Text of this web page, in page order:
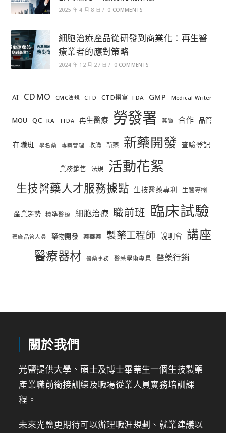
2025 年 4 月 8 日 / 0 COMMENTS
細胞治療產品從研發到商業化：再生醫
療業者的應對策略
2024 年 12 月 27 日 / 0 COMMENTS
AI CDMO CMC法規 CTD CTD撰寫 FDA GMP Medical Writer
MOU QC RA TFDA 再生醫療 勞發署 募資 合作 品管
在職班 學名藥 專案管理 收購 新藥 新藥開發 查驗登記
業務銷售 法規 活動花絮
生技醫藥人才服務據點 生技醫藥專利 生醫專欄
產業趨勢 精準醫療 細胞治療 職前班 臨床試驗
藥廠品管人員 藥物開發 藥華藥 製藥工程師 說明會 講座
醫療器材 醫藥事務 醫藥學術專員 醫藥行銷
關於我們
光鹽提供大學、碩士及博士畢業生一個生技製藥
產業職前銜接訓練及職場從業人員實務培訓課
程。
未來光鹽更期待可以辦理職涯規劃、就業建議以